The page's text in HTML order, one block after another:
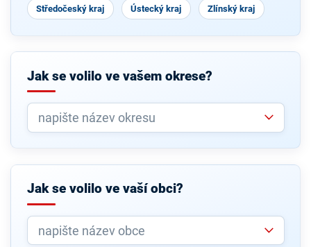
Středočeský kraj Ústecký kraj Zlínský kraj
Jak se volilo ve vašem okrese?
Jak se volilo ve vaší obci?